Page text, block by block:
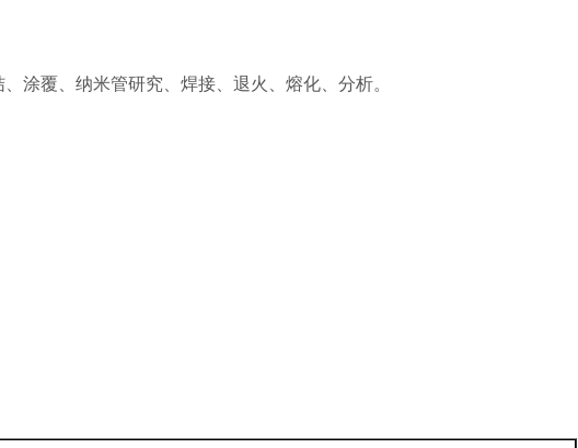
涂覆、纳米管研究、焊接、退火、熔化、分析。